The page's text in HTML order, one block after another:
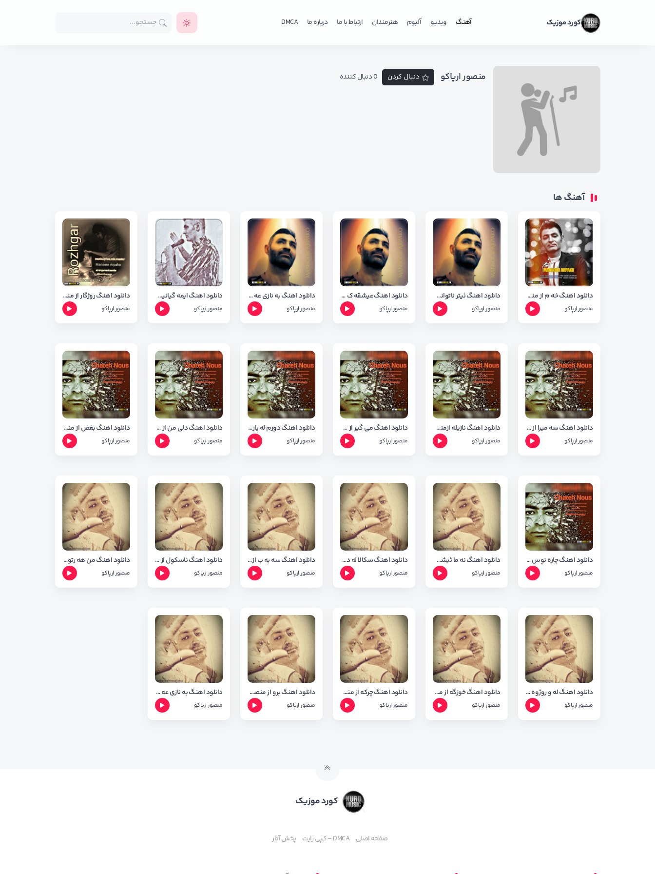
کورد موزیک آهنگ ویدیو آلبوم هنرمندان ارتباط با ما درباره ما DMCA
منصور ارپاکو دنبال کردن 0 دنبال کننده
آهنگ ها
دانلود اهنگ خه م از منصور ارپاکو + متن و شعر
منصور ارپاکو
دانلود اهنگ ئیتر ناتوانم نازت هه لبگرم از منصور ارپاکو + متن و شعر
منصور ارپاکو
دانلود اهنگ عیشقه ک هیه خوشه ویستمه از منصور ارپاکو + متن و شعر
منصور ارپاکو
دانلود اهنگ به نازی عه یارم از منصور ارپاکو + متن و شعر
منصور ارپاکو
دانلود اهنگ ایمه گیانیکین از منصور ارپاکو + متن و شعر
منصور ارپاکو
دانلود اهنگ روژگار از منصور ارپاکو + متن و شعر
منصور ارپاکو
دانلود اهنگ سه میرا از منصور ارپاکو
منصور ارپاکو
دانلود اهنگ نازیله ازمنصور ارپاکو + شعر اهنگ
منصور ارپاکو
دانلود اهنگ می گیر از منصور ارپاکو + شعر اهنگ
منصور ارپاکو
دانلود اهنگ دورم له یار از منصور ارپاکو + شعر اهنگ
منصور ارپاکو
دانلود اهنگ دلی من از منصور ارپاکو + شعر اهنگ
منصور ارپاکو
دانلود اهنگ بغض از منصور ارپاکو + شعر اهنگ
منصور ارپاکو
دانلود اهنگ چاره نوس از منصور ارپاکو + تکست اهنگ
منصور ارپاکو
دانلود اهنگ نه ما ئیشم از منصور ارپاکو
منصور ارپاکو
دانلود اهنگ سکالا له دست زه مان از منصور ارپاکو
منصور ارپاکو
دانلود اهنگ سه به ب از منصور ارپاکو
منصور ارپاکو
دانلود اهنگ ناسکول از منصور ارپاکو
منصور ارپاکو
دانلود اهنگ من هه رتوم دوه از منصور ارپاکو
منصور ارپاکو
دانلود اهنگ له و روژوه از منصور ارپاکو
منصور ارپاکو
دانلود اهنگ خوزگه از منصور ارپاکو
منصور ارپاکو
دانلود اهنگ چرکه از منصور ارپاکو
منصور ارپاکو
دانلود اهنگ برو از منصور ارپاکو
منصور ارپاکو
دانلود اهنگ به نازی عه یاری از منصور ارپاکو
منصور ارپاکو
کورد موزیک
صفحه اصلی DMCA – کپی رایت پخش آثار